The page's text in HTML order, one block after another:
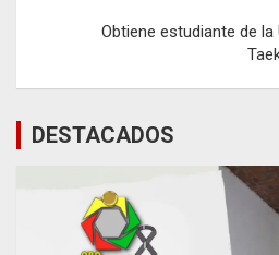
entradasObtiene estudiante de la
DESTACADOS